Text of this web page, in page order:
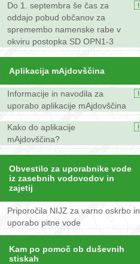
Do 1. septembra še čas za
oddajo pobud občanov za
spremembo namenske rabe v
okviru postopka SD OPN1-3
Aplikacija mAjdovščina
Informacije in navodila za
uporabo aplikacije mAjdovščina
Kako do aplikacije
mAjdovščina?
Obvestilo za uporabnike vode
iz zasebnih vodovodov in
zajetij
Priporočila NIJZ za varno oskrbo in
uporabo pitne vode
Kam po pomoč ob duševnih
stiskah